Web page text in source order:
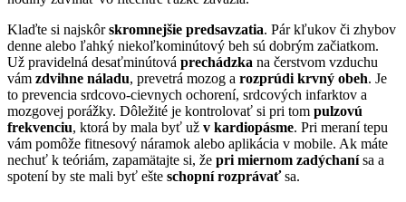
Klaďte si najskôrskromnejšie predsavzatia. Pár kľukov či zhybov
denne alebo ľahký niekoľkominútový beh sú dobrým začiatkom.
Už pravidelná desaťminútová prechádzka na čerstvom vzduchu
vám zdvihne náladu, prevetrá mozog a rozprúdi krvný obeh. Je
to prevencia srdcovo-cievnych ochorení, srdcových infarktov a
mozgovej porážky. Dôležité je kontrolovať si pri tom pulzovú
frekvenciu, ktorá by mala byť už v kardiopásme. Pri meraní tepu
vám pomôže fitnesový náramok alebo aplikácia v mobile. Ak máte
nechuť k teóriám, zapamätajte si, že pri miernom zadýchanísa a
spotení by ste mali byť ešte schopní rozprávaťsa.